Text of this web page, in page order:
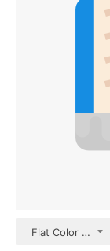
Flat Color Flat